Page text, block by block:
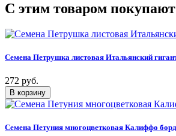
C этим товаром покупают
Семена Петрушка листовая Итальянский
272 руб.
Семена Петуния многоцветковая Калиффо